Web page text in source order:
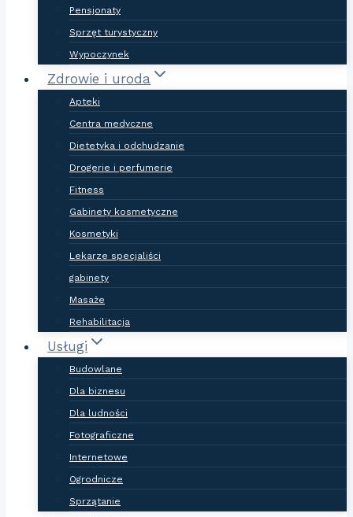
Pensjonaty
Sprzęt turystyczny
Wypoczynek
Zdrowie i uroda
Apteki
Centra medyczne
Dietetyka i odchudzanie
Drogerie i perfumerie
Fitness
Gabinety kosmetyczne
Kosmetyki
Lekarze specjaliści
gabinety
Masaże
Rehabilitacja
Usługi
Budowlane
Dla biznesu
Dla ludności
Fotograficzne
Internetowe
Ogrodnicze
Sprzątanie